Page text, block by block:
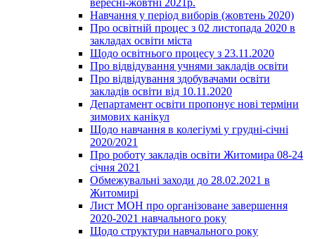
вересні-жовтні 2021р.
Навчання у період виборів (жовтень 2020)
Про освітній процес з 02 листопада 2020 в
закладах освіти міста
Щодо освітнього процесу з 23.11.2020
Про відвідування учнями закладів освіти
Про відвідування здобувачами освіти
закладів освіти від 10.11.2020
Департамент освіти пропонує нові терміни
зимових канікул
Щодо навчання в колегіумі у грудні-січні
2020/2021
Про роботу закладів освіти Житомира 08-24
січня 2021
Обмежувальні заходи до 28.02.2021 в
Житомирі
Лист МОН про організоване завершення
2020-2021 навчального року
Щодо структури навчального року